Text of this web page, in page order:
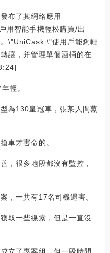
布了其網絡應用
用智能手機輕松購買/出
\"UniCask \"使用戶能夠輕
讓，并管理單個酒桶的在
輕。
為130皇冠車，張某人間蒸
車才害命的。
，很多地段都沒有監控，
，一共有17名司機遇害。
取一些線索，但是一直沒